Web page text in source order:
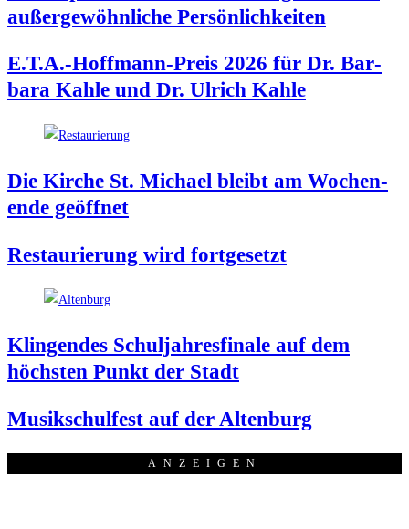
außer­ge­wöhn­li­che Persönlichkeiten
E.T.A.-Hoffmann-Preis 2026 für Dr. Bar­
ba­ra Kah­le und Dr. Ulrich Kahle
Die Kir­che St. Micha­el bleibt am Wochen­
en­de geöffnet
Restau­rie­rung wird fortgesetzt
Klin­gen­des Schul­jah­res­fi­na­le auf dem
höchs­ten Punkt der Stadt
Musik­schul­fest auf der Altenburg
ANZEI­GEN